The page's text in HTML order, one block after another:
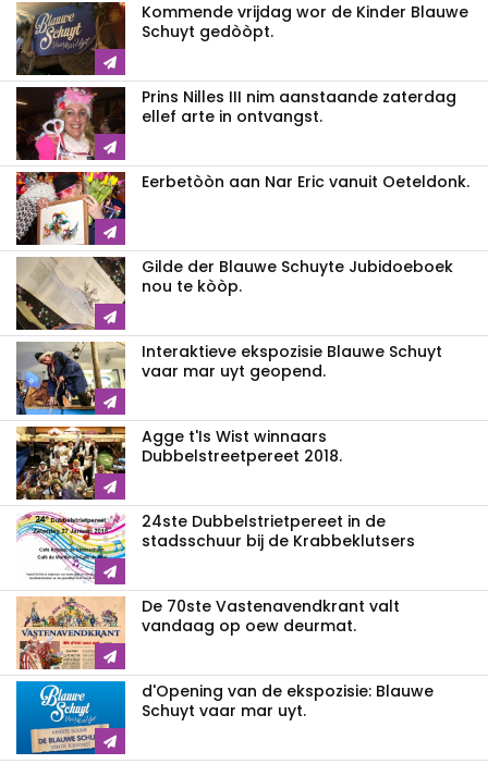
Kommende vrijdag wor de Kinder Blauwe
Schuyt gedòòpt.
Prins Nilles III nim aanstaande zaterdag
ellef arte in ontvangst.
Eerbetòòn aan Nar Eric vanuit Oeteldonk.
Gilde der Blauwe Schuyte Jubidoeboek
nou te kòòp.
Interaktieve ekspozisie Blauwe Schuyt
vaar mar uyt geopend.
Agge t'Is Wist winnaars
Dubbelstreetpereet 2018.
24ste Dubbelstrietpereet in de
stadsschuur bij de Krabbeklutsers
De 70ste Vastenavendkrant valt
vandaag op oew deurmat.
d'Opening van de ekspozisie: Blauwe
Schuyt vaar mar uyt.